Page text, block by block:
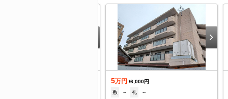
5万円 /6,000円
敷
-- 礼
--